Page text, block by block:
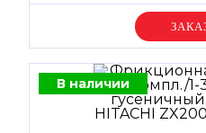
В наличии